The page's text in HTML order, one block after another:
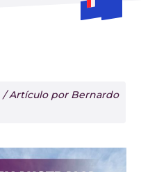
/ Artículo por Bernardo